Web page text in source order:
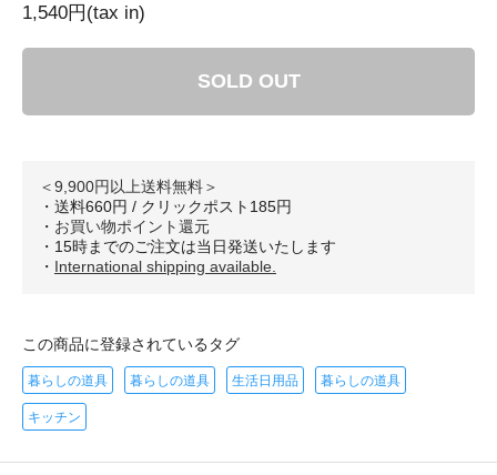
1,540円(tax in)
SOLD OUT
＜9,900円以上送料無料＞
・送料660円 / クリックポスト185円
・ お買い物ポイント還元
・15時までのご注文は当日発送いたします
・ International shipping available.
この商品に登録されているタグ
暮らしの道具 暮らしの道具 生活日用品 暮らしの道具
キッチン